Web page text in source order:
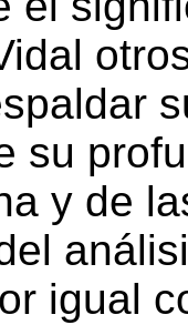
su
y de
igual